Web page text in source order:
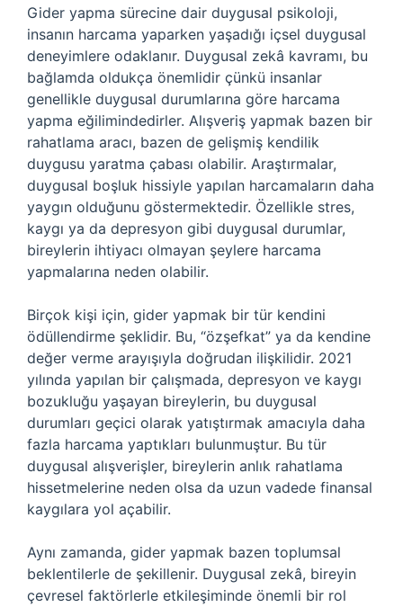
Gider yapma sürecine dair duygusal psikoloji,
insanın harcama yaparken yaşadığı içsel duygusal
deneyimlere odaklanır. Duygusal zekâ kavramı, bu
bağlamda oldukça önemlidir çünkü insanlar
genellikle duygusal durumlarına göre harcama
yapma eğilimindedirler. Alışveriş yapmak bazen bir
rahatlama aracı, bazen de gelişmiş kendilik
duygusu yaratma çabası olabilir. Araştırmalar,
duygusal boşluk hissiyle yapılan harcamaların daha
yaygın olduğunu göstermektedir. Özellikle stres,
kaygı ya da depresyon gibi duygusal durumlar,
bireylerin ihtiyacı olmayan şeylere harcama
yapmalarına neden olabilir.
Birçok kişi için, gider yapmak bir tür kendini
ödüllendirme şeklidir. Bu, “özşefkat” ya da kendine
değer verme arayışıyla doğrudan ilişkilidir. 2021
yılında yapılan bir çalışmada, depresyon ve kaygı
bozukluğu yaşayan bireylerin, bu duygusal
durumları geçici olarak yatıştırmak amacıyla daha
fazla harcama yaptıkları bulunmuştur. Bu tür
duygusal alışverişler, bireylerin anlık rahatlama
hissetmelerine neden olsa da uzun vadede finansal
kaygılara yol açabilir.
Aynı zamanda, gider yapmak bazen toplumsal
beklentilerle de şekillenir. Duygusal zekâ, bireyin
çevresel faktörlerle etkileşiminde önemli bir rol